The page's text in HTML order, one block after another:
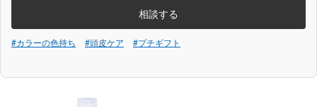
相談する
#カラーの色持ち #頭皮ケア #プチギフト